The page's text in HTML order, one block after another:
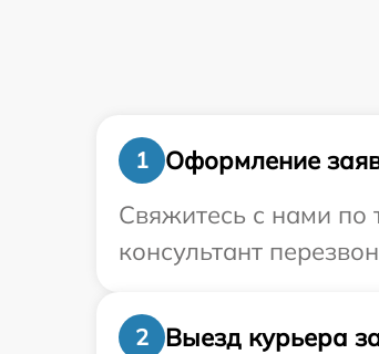
1
Оформление
Свяжитесь с нами по
консультант
2
Выезд курьера